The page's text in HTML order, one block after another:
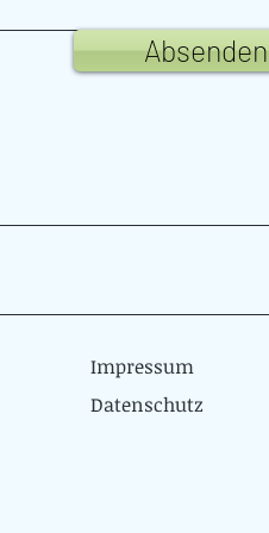
Absenden
Impressum
Datenschutz